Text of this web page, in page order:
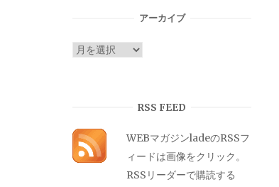
アーカイブ
ア
RSS FEED
WEBマガジンladeのRSSフ
ィードは画像をクリック。
RSSリーダーで購読する